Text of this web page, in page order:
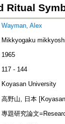
Ritual
Wayman, Alex
Mikkyogaku
1965
117 - 144
Koyasan University
高野山, 日本
專題研究論文